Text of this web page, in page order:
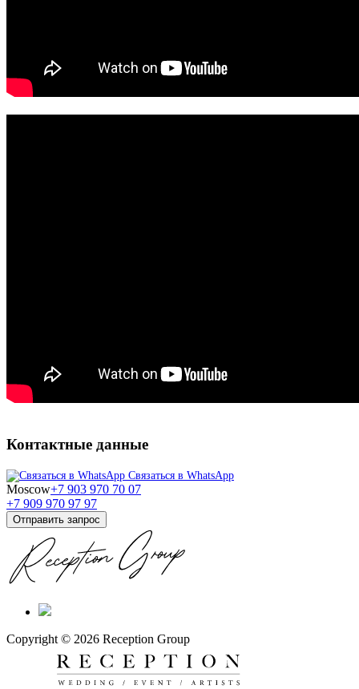
Контактные данные
Связаться в WhatsApp
Moscow+7 903 970 70 07
+7 909 970 97 97
Отправить запрос
Copyright © 2026 Reception Group